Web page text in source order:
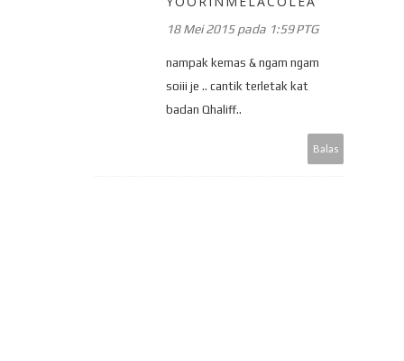
18 Mei 2015 pada 1:59 PTG
nampak kemas & ngam ngam
soiii je .. cantik terletak kat
badan Qhaliff..
Balas